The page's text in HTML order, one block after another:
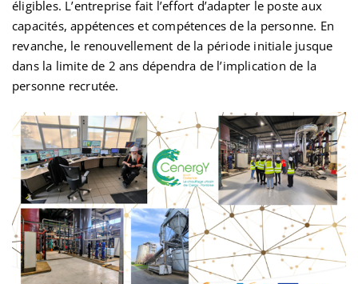
éligibles. L’entreprise fait l’effort d’adapter le poste aux
capacités, appétences et compétences de la personne. En
revanche, le renouvellement de la période initiale jusque
dans la limite de 2 ans dépendra de l’implication de la
personne recrutée.